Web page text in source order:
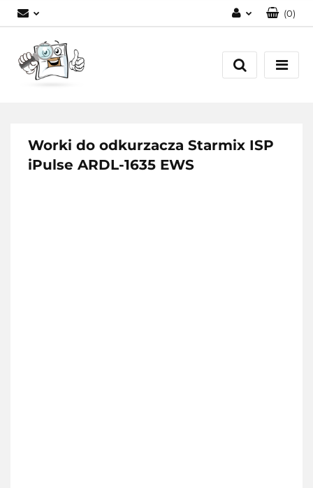
Zarejestruj się
(0)
Worki do odkurzacza Starmix ISP
iPulse ARDL-1635 EWS